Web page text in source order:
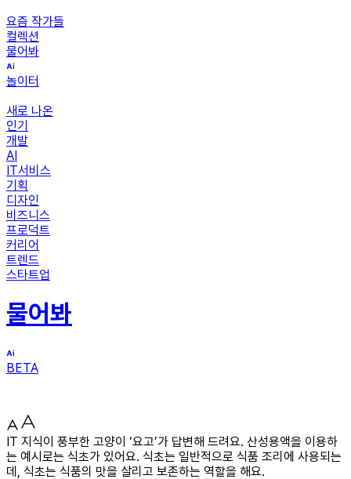
요즘 작가들
컬렉션
물어봐
놀이터
새로 나온
인기
개발
AI
IT서비스
기획
디자인
비즈니스
프로덕트
커리어
트렌드
스타트업
물어봐
BETA
IT 지식이 풍부한 고양이 ‘요고’가 답변해 드려요. 산성용액을 이용하
는 예시로는 식초가 있어요. 식초는 일반적으로 식품 조리에 사용되는
데, 식초는 식품의 맛을 살리고 보존하는 역할을 해요.